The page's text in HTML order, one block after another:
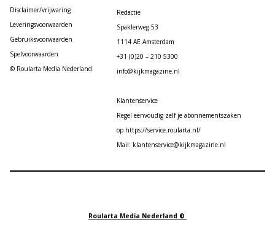
Disclaimer/vrijwaring
Leveringsvoorwaarden
Gebruiksvoorwaarden
Spelvoorwaarden
© Roularta Media Nederland
Redactie
Spaklerweg 53
1114 AE Amsterdam
+31 (0)20 – 210 5300
info@kijkmagazine.nl
Klantenservice
Regel eenvoudig zelf je abonnementszaken
op https://service.roularta.nl/
Mail: klantenservice@kijkmagazine.nl
Roularta Media Nederland ©